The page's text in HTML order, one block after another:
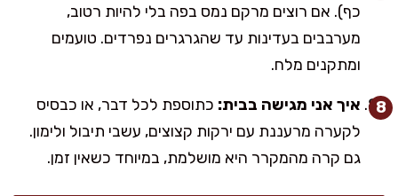
כף). אם רוצים מרקם נמס בפה בלי להיות רטוב,
מערבבים בעדינות עד שהגרגרים נפרדים. טועמים
ומתקנים מלח.
איך אני מגישה בבית: כתוספת לכל דבר, או כבסיס
לקערה מרעננת עם ירקות קצוצים, עשבי תיבול ולימון.
גם קרה מהמקרר היא מושלמת, במיוחד כשאין זמן.